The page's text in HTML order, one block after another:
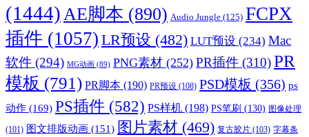
(1444)AE脚本 (890) Audio Jungle (125) FCPX
插件 (1057) LR预设 (482) LUT预设 (234) Mac
软件 (294) MG动画 (89) PNG素材 (252) PR插件 (310)PR
模板 (791) PR脚本 (190) PR预设 (108) PSD模板 (356) ps
动作 (169) PS插件 (582) PS样机 (198) PS笔刷 (130) 图像处理
(101) 图文排版动画 (151) 图片素材 (469) 复古胶片 (103) 字幕条